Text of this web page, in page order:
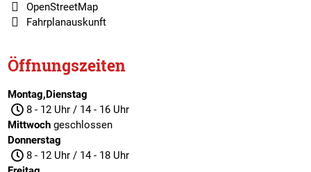
OpenStreetMap
Fahrplanauskunft
Öffnungszeiten
Montag,Dienstag
8 - 12 Uhr / 14 - 16 Uhr
Mittwochgeschlossen
Donnerstag
8 - 12 Uhr / 14 - 18 Uhr